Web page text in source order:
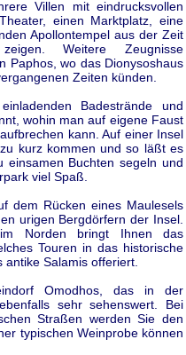
Villen mit eindrucksvollen
einen Marktplatz, eine
Apollontempel aus der Zeit
zeigen. Weitere Zeugnisse
Paphos, wo das Dionysoshaus
Zeiten künden.
Badestrände und
wohin man auf eigene Faust
kann. Auf einer Insel
kurz kommen und so läßt es
Buchten segeln und
viel Spaß.
dem Rücken eines Maulesels
urigen Bergdörfern der Insel.
Norden bringt Ihnen das
Touren in das historische
Salamis offeriert.
Omodhos, das in der
sehr sehenswert. Bei
Straßen werden Sie den
typischen Weinprobe können